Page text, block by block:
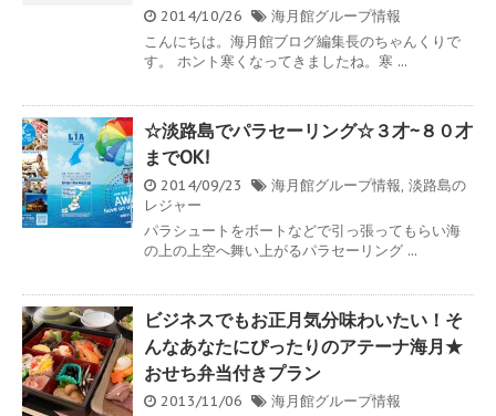
2014/10/26
海月館グループ情報
こんにちは。海月館ブログ編集長のちゃんくりで
す。 ホント寒くなってきましたね。寒 ...
☆淡路島でパラセーリング☆３才~８０才
までOK!
2014/09/23 海月館グループ情報, 淡路島の
レジャー
パラシュートをボートなどで引っ張ってもらい海
の上の上空へ舞い上がるパラセーリング ...
ビジネスでもお正月気分味わいたい！そ
んなあなたにぴったりのアテーナ海月★
おせち弁当付きプラン
2013/11/06
海月館グループ情報